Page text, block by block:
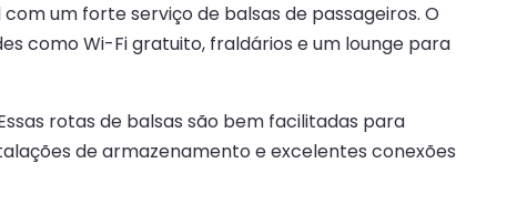
um forte serviço de balsas de passageiros. O
como Wi-Fi gratuito, fraldários e um lounge para
rotas de balsas são bem facilitadas para
de armazenamento e excelentes conexões